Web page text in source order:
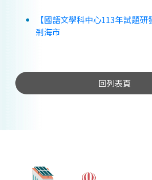
【國語文學科中心113年試題
剎海市
回列表頁